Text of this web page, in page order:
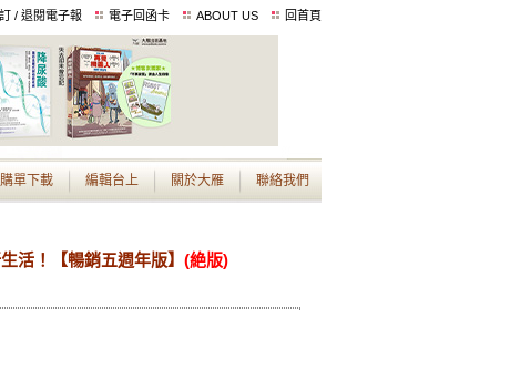
訂 / 退閱電子報 電子回函卡 ABOUT US 回首頁
單下載 編輯台上 關於大雁 聯絡我們
活！【暢銷五週年版】 (絶版)